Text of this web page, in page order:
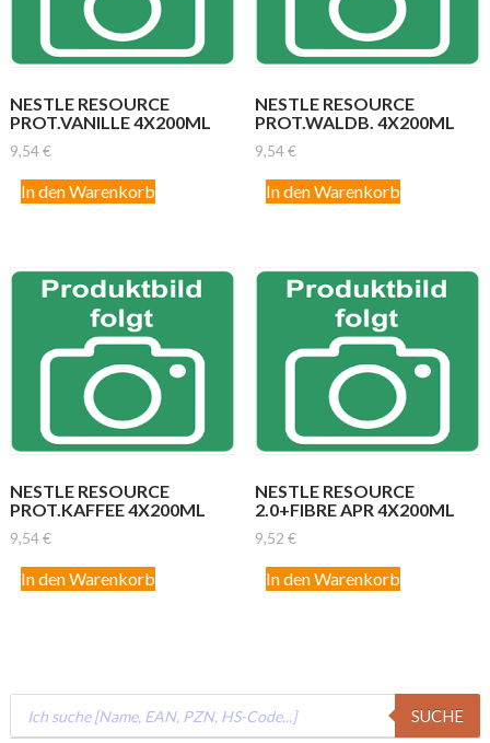
NESTLE RESOURCE
PROT.VANILLE 4X200ML
9,54€
In den Warenkorb
NESTLE RESOURCE
PROT.WALDB. 4X200ML
9,54€
In den Warenkorb
NESTLE RESOURCE
PROT.KAFFEE 4X200ML
9,54€
In den Warenkorb
NESTLE RESOURCE
2.0+FIBRE APR 4X200ML
9,52 €
In den Warenkorb
Products
search
SUCHE